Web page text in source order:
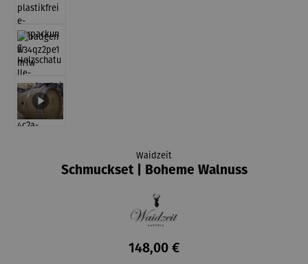
Waidzeit
Schmuckset | Boheme Walnuss
148,00 €